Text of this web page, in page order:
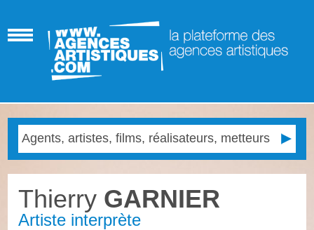
Thierry GARNIER
Artiste interprète